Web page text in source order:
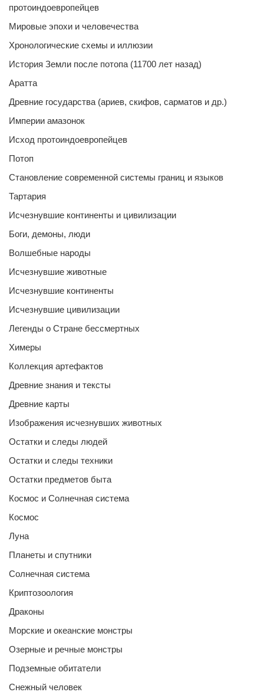
протоиндоевропейцев
Мировые эпохи и человечества
Хронологические схемы и иллюзии
История Земли после потопа (11700 лет назад)
Аратта
Древние государства (ариев, скифов, сарматов и др.)
Империи амазонок
Исход протоиндоевропейцев
Потоп
Становление современной системы границ и языков
Тартария
Исчезнувшие континенты и цивилизации
Боги, демоны, люди
Волшебные народы
Исчезнувшие животные
Исчезнувшие континенты
Исчезнувшие цивилизации
Легенды о Стране бессмертных
Химеры
Коллекция артефактов
Древние знания и тексты
Древние карты
Изображения исчезнувших животных
Остатки и следы людей
Остатки и следы техники
Остатки предметов быта
Космос и Солнечная система
Космос
Луна
Планеты и спутники
Солнечная система
Криптозоология
Драконы
Морские и океанские монстры
Озерные и речные монстры
Подземные обитатели
Снежный человек